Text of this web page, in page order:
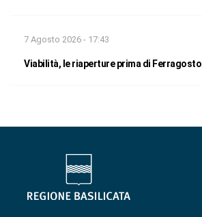
7 Agosto 2026 - 17:43
Viabilità, le riaperture prima di Ferragosto